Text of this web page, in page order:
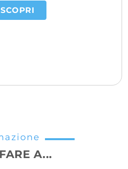
SCOPRI
A...